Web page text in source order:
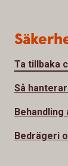
Ta tillbaka
Så
Bedrägeri